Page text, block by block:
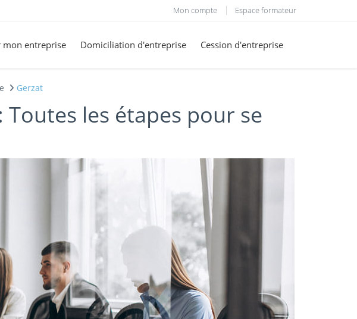
Mon compte Espace formateur
mon entreprise Domiciliation d'entreprise Cession d'entreprise
Gerzat
les étapes pour se